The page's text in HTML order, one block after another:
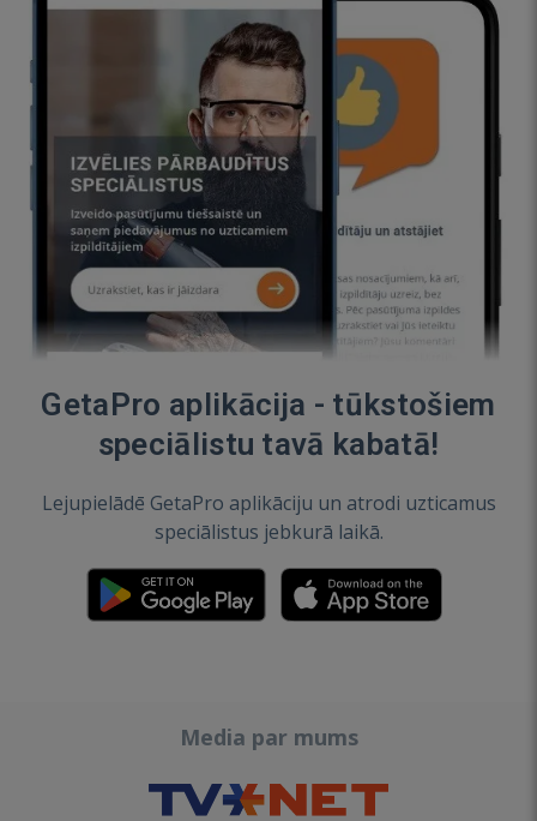
GetaPro aplikācija - tūkstošiem
speciālistu tavā kabatā!
Lejupielādē GetaPro aplikāciju un atrodi uzticamus
speciālistus jebkurā laikā.
Media par mums